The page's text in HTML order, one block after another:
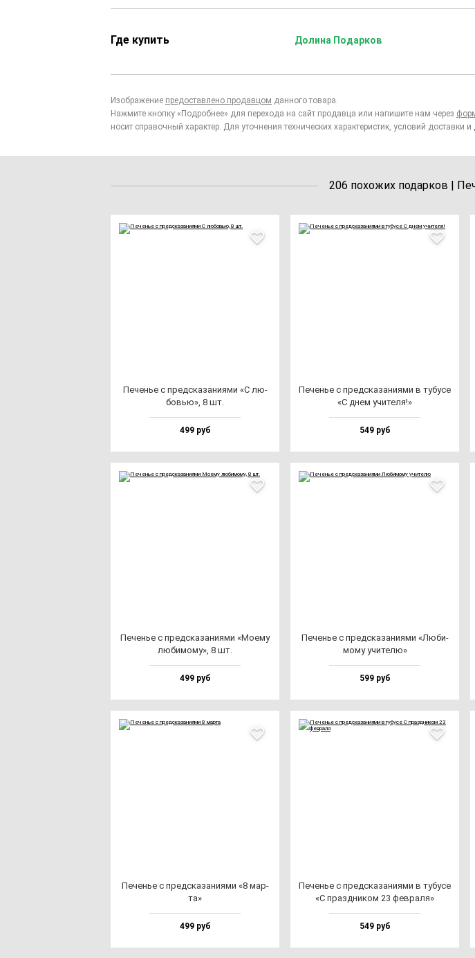
Где купить Долина Подарков
Изображение предоставлено продавцом данного товара.
Нажмите кнопку «Подробнее» для перехода на сайт продавца или напишите нам через
носит справочный характер. Для уточнения технических характеристик, условий доставки
206 похожих подарков |
Печенье с пред­ска­за­ни­ями «С лю­
бовью», 8 шт.
499 руб
Печенье с пред­ска­за­ни­ями в ту­бу­се
«С днем учи­те­ля!»
549 руб
Печенье с пред­ска­за­ни­ями «Моему
лю­би­мо­му», 8 шт.
499 руб
Печенье с пред­ска­за­ни­ями «Люби­
мо­му учи­те­лю»
599 руб
Печенье с пред­ска­за­ни­ями «8 мар­
та»
499 руб
Печенье с пред­ска­за­ни­ями в ту­бу­се
«С праз­дни­ком 23 фев­ра­ля»
549 руб